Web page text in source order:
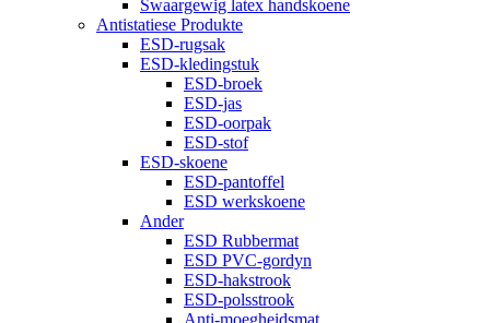
Swaargewig latex handskoene
Antistatiese Produkte
ESD-rugsak
ESD-kledingstuk
ESD-broek
ESD-jas
ESD-oorpak
ESD-stof
ESD-skoene
ESD-pantoffel
ESD werkskoene
Ander
ESD Rubbermat
ESD PVC-gordyn
ESD-hakstrook
ESD-polsstrook
Anti-moegheidsmat